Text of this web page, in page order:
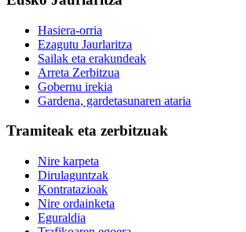
Hasiera-orria
Ezagutu Jaurlaritza
Sailak eta erakundeak
Arreta Zerbitzua
Gobernu irekia
Gardena, gardetasunaren ataria
Tramiteak eta zerbitzuak
Nire karpeta
Dirulaguntzak
Kontratazioak
Nire ordainketa
Eguraldia